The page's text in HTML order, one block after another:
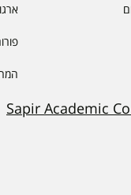
Sapir Academic